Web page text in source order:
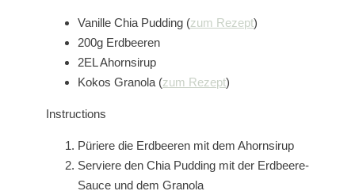
Vanille Chia Pudding (zum Rezept)
200g Erdbeeren
2EL Ahornsirup
Kokos Granola (zum Rezept)
Instructions
Püriere die Erdbeeren mit dem Ahornsirup
Serviere den Chia Pudding mit der Erdbeere-
Sauce und dem Granola